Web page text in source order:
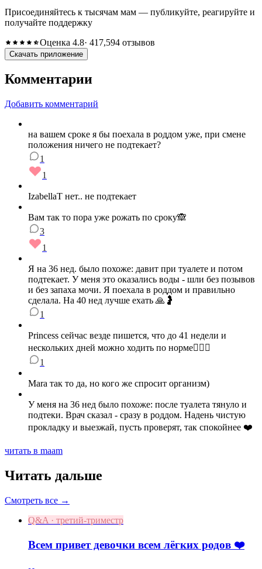
Присоединяйтесь к тысячам мам — публикуйте, реагируйте и
получайте поддержку
Оценка 4.8· 417,594 отзывов
Скачать приложение
Комментарии
Добавить комментарий
на вашем сроке я бы поехала в роддом уже, при смене
положения ничего не подтекает?
1
1
IzabellaT нет.. не подтекает
Вам так то пора уже рожать по сроку🙈
3
1
Я на 36 нед. было похоже: давит при туалете и потом
подтекает. У меня это оказались воды - шли без позывов
и без запаха мочи. Я поехала в роддом и правильно
сделала. На 40 нед лучше ехать 🙏🤰
1
Princess сейчас везде пишется, что до 41 недели и
нескольких дней можно ходить по норме🤷🏼‍♀️
1
Mara так то да, но кого же спросит организм)
У меня на 36 нед было похоже: после туалета тянуло и
подтеки. Врач сказал - сразу в роддом. Надень чистую
прокладку и выезжай, пусть проверят, так спокойнее ❤️
читать в maam
Читать дальше
Смотреть все →
Q&A · третий-триместр
Всем привет девочки всем лёгких родов ❤️